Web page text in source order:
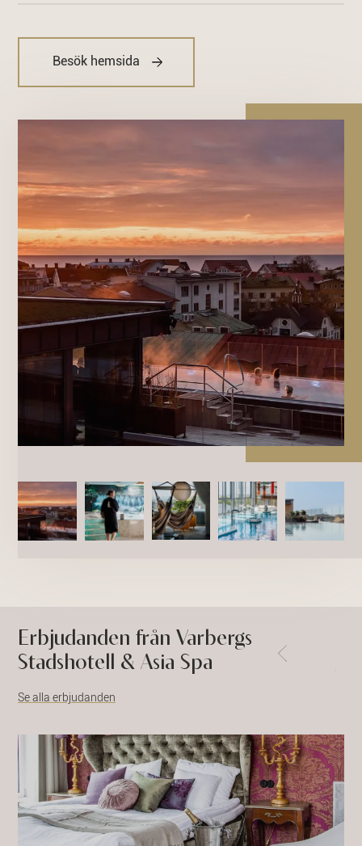
Besök hemsida
Erbjudanden från Varbergs
Stadshotell & Asia Spa
Se alla erbjudanden